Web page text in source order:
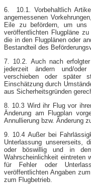
6. 10.1. Vorbehaltlich
angemessenen
Eile zu befördern, um uns
veröffentlichten Flugpläne
die in den Flugplänen oder
Bestandteil des
7. 10.2. Auch nach
jederzeit ändern und/
verschieben oder später
Einschätzung durch
aus Sicherheitsgründen
8. 10.3 Wird ihr Flug vor
Änderung am Flugplan
Annullierung bzw. Änderung
9. 10.4 Außer bei
Unterlassung unsererseits,
oder böswillig und in
Wahrscheinlichkeit eintreten
für Fehler oder
veröffentlichten Angaben
zum Flugbetrieb.